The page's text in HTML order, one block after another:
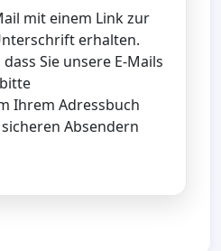
mit einem Link zur
erhalten.
Sie unsere E-Mails
Ihrem Adressbuch
Absendern